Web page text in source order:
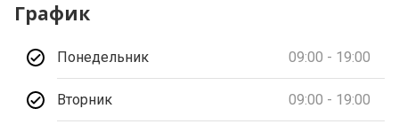
График
Понедельник 09:00 - 19:00
Вторник 09:00 - 19:00